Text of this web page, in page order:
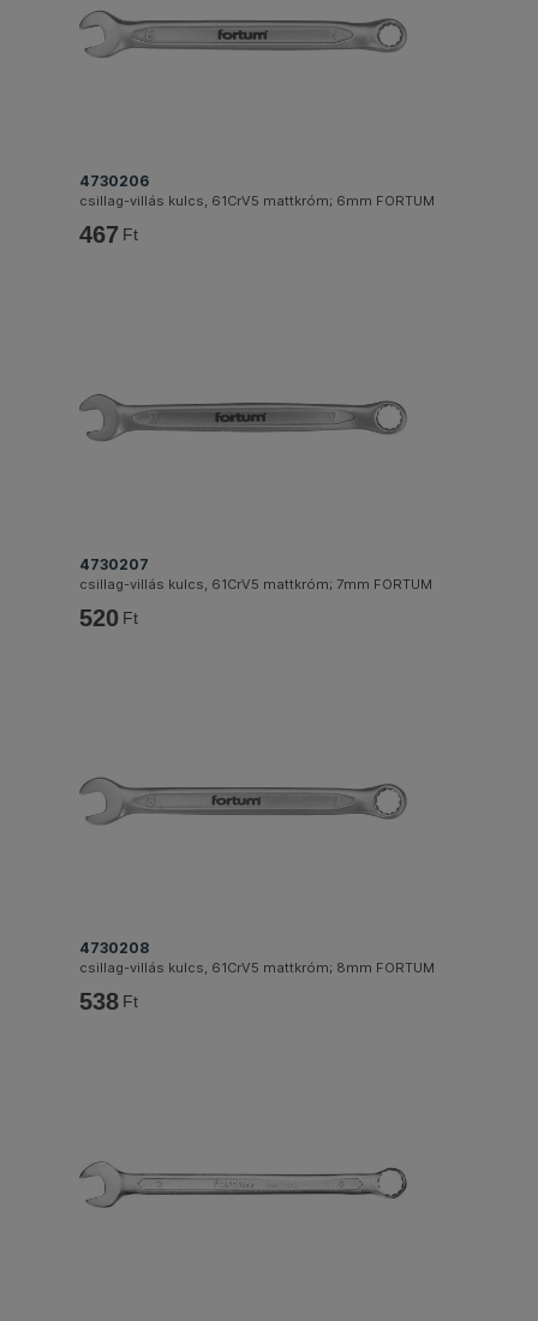
4730206
csillag-villás kulcs, 61CrV5 mattkróm; 6mm FORTUM
467 Ft
4730207
csillag-villás kulcs, 61CrV5 mattkróm; 7mm FORTUM
520 Ft
4730208
csillag-villás kulcs, 61CrV5 mattkróm; 8mm FORTUM
538 Ft